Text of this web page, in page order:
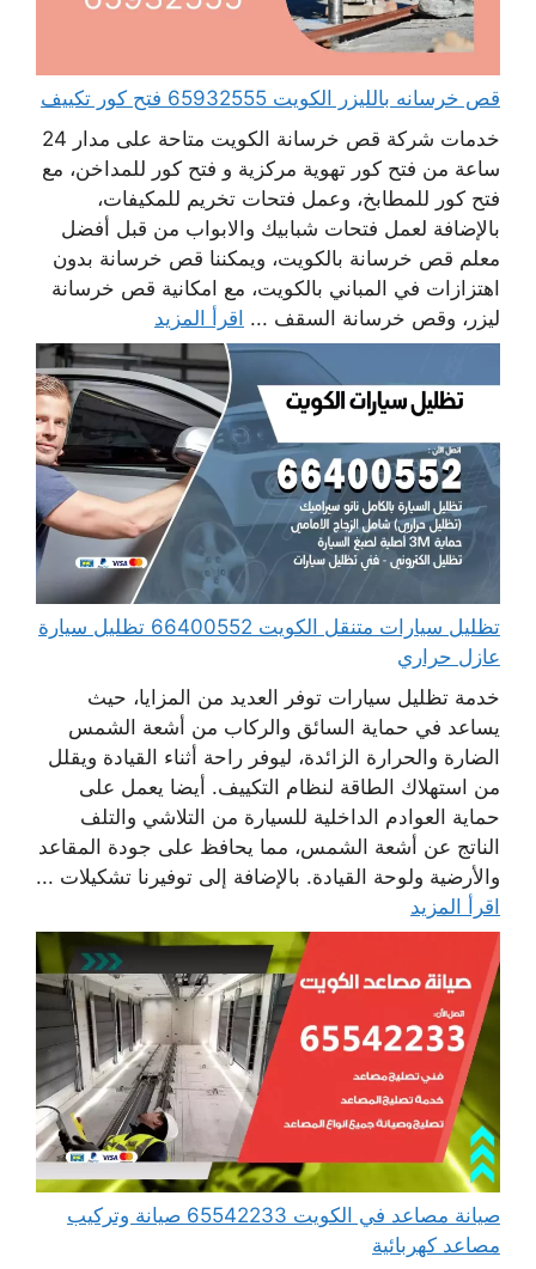
قص خرسانه بالليزر الكويت 65932555 فتح كور تكييف
خدمات شركة قص خرسانة الكويت متاحة على مدار 24
ساعة من فتح كور تهوية مركزية و فتح كور للمداخن، مع
فتح كور للمطابخ، وعمل فتحات تخريم للمكيفات،
بالإضافة لعمل فتحات شبابيك والابواب من قبل أفضل
معلم قص خرسانة بالكويت، ويمكننا قص خرسانة بدون
اهتزازات في المباني بالكويت، مع امكانية قص خرسانة
ليزر، وقص خرسانة السقف ... اقرأ المزيد
تظليل سيارات متنقل الكويت 66400552 تظليل سيارة
عازل حراري
خدمة تظليل سيارات توفر العديد من المزايا، حيث
يساعد في حماية السائق والركاب من أشعة الشمس
الضارة والحرارة الزائدة، ليوفر راحة أثناء القيادة ويقلل
من استهلاك الطاقة لنظام التكييف. أيضا يعمل على
حماية العوادم الداخلية للسيارة من التلاشي والتلف
الناتج عن أشعة الشمس، مما يحافظ على جودة المقاعد
والأرضية ولوحة القيادة. بالإضافة إلى توفيرنا تشكيلات ...
اقرأ المزيد
صيانة مصاعد في الكويت 65542233 صيانة وتركيب
مصاعد كهربائية